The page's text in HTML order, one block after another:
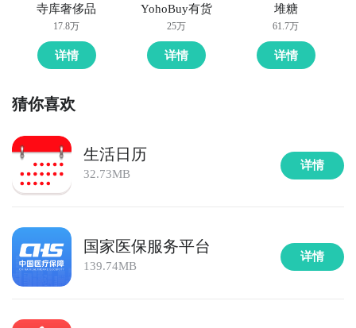
寺库奢侈品
17.8万
详情
YohoBuy有货
25万
详情
堆糖
61.7万
详情
猜你喜欢
生活日历
32.73MB
详情
国家医保服务平台
139.74MB
详情